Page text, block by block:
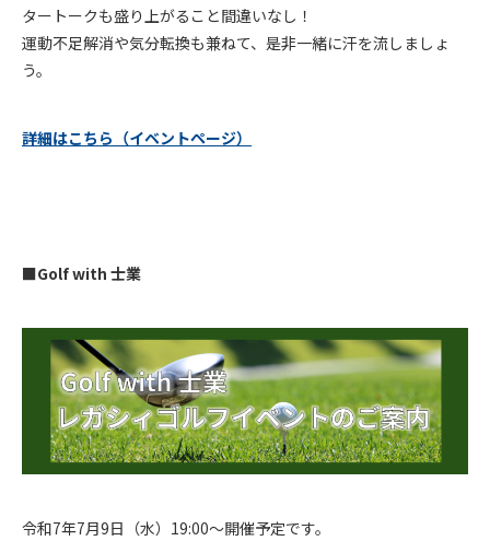
タートークも盛り上がること間違いなし！
運動不足解消や気分転換も兼ねて、是非一緒に汗を流しましょ
う。
詳細はこちら（イベントページ）
■Golf with 士業
令和7年7月9日（水）19:00～開催予定です。